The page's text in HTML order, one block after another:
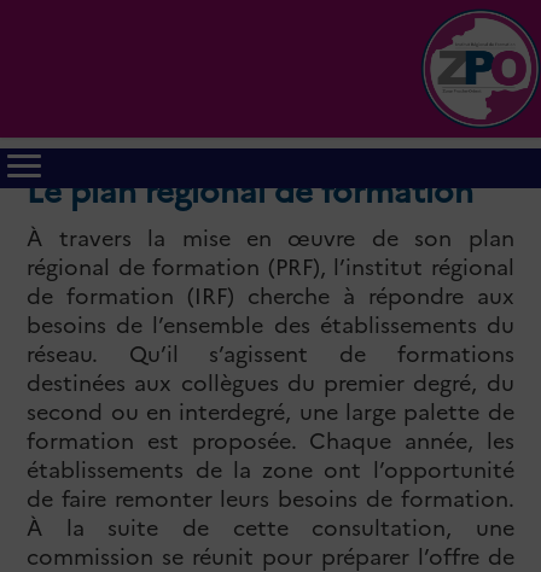
Le plan régional de formation
À travers la mise en œuvre de son plan
régional de formation (PRF), l’institut régional
de formation (IRF) cherche à répondre aux
besoins de l’ensemble des établissements du
réseau. Qu’il s’agissent de formations
destinées aux collègues du premier degré, du
second ou en interdegré, une large palette de
formation est proposée. Chaque année, les
établissements de la zone ont l’opportunité
de faire remonter leurs besoins de formation.
À la suite de cette consultation, une
commission se réunit pour préparer l’offre de